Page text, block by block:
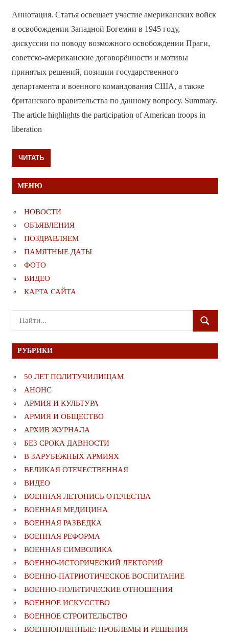
Аннотация. Статья освещает участие американских войск
в освобождении Западной Богемии в 1945 году,
дискуссии по поводу возможного освобождении Праги,
советско-американские договорённости и мотивы
принятых решений, позиции государственного
департамента и военного командования США, а также
британского правительства по данному вопросу. Summary.
The article highlights the participation of American troops in
liberation
ЧИТАТЬ
МЕНЮ
НОВОСТИ
ОБЪЯВЛЕНИЯ
ПОЗДРАВЛЯЕМ
ПАМЯТНЫЕ ДАТЫ
ФОТО
ВИДЕО
КАРТА САЙТА
Поиск
для:
ПОИСК
РУБРИКИ
50 ЛЕТ ПОЛИТУЧИЛИЩАМ
АНОНС
АРМИЯ И КУЛЬТУРА
АРМИЯ И ОБЩЕСТВО
АРХИВ ЖУРНАЛА
БЕЗ СРОКА ДАВНОСТИ
В ЗАРУБЕЖНЫХ АРМИЯХ
ВЕЛИКАЯ ОТЕЧЕСТВЕННАЯ
ВИДЕО
ВОЕННАЯ ЛЕТОПИСЬ ОТЕЧЕСТВА
ВОЕННАЯ МЕДИЦИНА
ВОЕННАЯ РАЗВЕДКА
ВОЕННАЯ РЕФОРМА
ВОЕННАЯ СИМВОЛИКА
ВОЕННО-ИСТОРИЧЕСКИЙ ЛЕКТОРИЙ
ВОЕННО-ПАТРИОТИЧЕСКОЕ ВОСПИТАНИЕ
ВОЕННО-ПОЛИТИЧЕСКИE ОТНОШЕНИЯ
ВОЕННОЕ ИСКУССТВО
ВОЕННОЕ СТРОИТЕЛЬСТВО
ВОЕННОПЛЕННЫЕ: ПРОБЛЕМЫ И РЕШЕНИЯ